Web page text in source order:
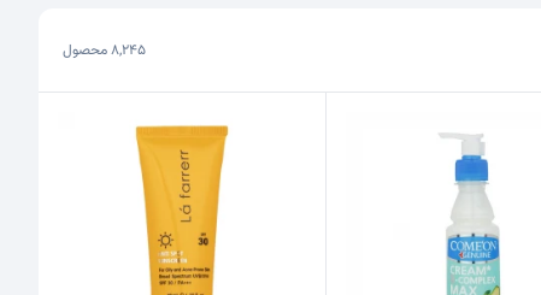
8,245محصول